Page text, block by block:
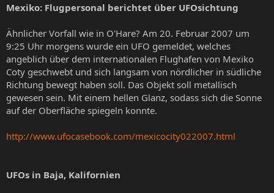
Mexiko: Flugpersonal berichtet über UFOsichtung
Ähnlicher Vorfall wie in O'Hare? Am 20. Februar 2007 um
9:25 Uhr morgens wurde ein UFO gemeldet, welches
angeblich über dem internationalen Flughafen von Mexiko
Coty geschwebt und sich langsam von nördlicher in südliche
Richtung bewegt haben soll. Das Objekt soll metallisch
gewesen sein. Mit einem hellen Glanz, sodass sich die Sonne
auf der Oberfläche spiegeln konnte.
http://www.ufocasebook.com/mexicocity022007.html
UFOs in Baja, Kalifornien